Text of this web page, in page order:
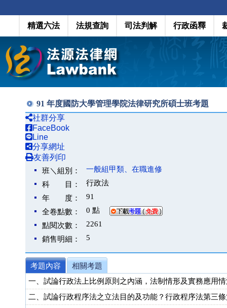
精選六法 法規查詢 司法判解 行政函釋
91 年度國防大學管理學院法律研究所碩士班考題
社群分享
FaceBook
Line
分享網址
友善列印
班＼組別：
一般組甲類、在職進修
科 目：
行政法
年 度：
91
全卷點數：
0 點
點閱次數：
2261
銷售明細：
5
考題內容
相關考題
一、試論行政法上比例原則之內涵，法制情形及實務應用
二、試論行政程序法之立法目的及功能？行政程序法第三